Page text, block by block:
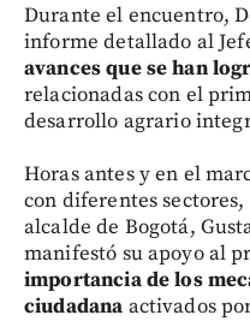
Durante el encuentro,
informe detallado al
avances que se han
relacionadas con el
desarrollo agrario
Horas antes y en el
con diferentes
alcalde de Bogotá,
manifestó su apoyo al
importancia de los
ciudadana activados